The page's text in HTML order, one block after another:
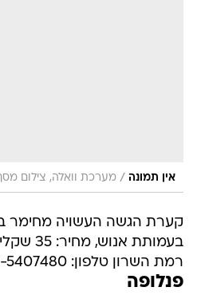
אין תמונה / מערכת וואלה, צילום מסך
קערת הגשה העשויה מחימר
בעמותת
רמת השרון טלפון: 03-5407480.
פנלופה